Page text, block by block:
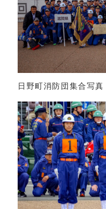
日野町消防団集合写真